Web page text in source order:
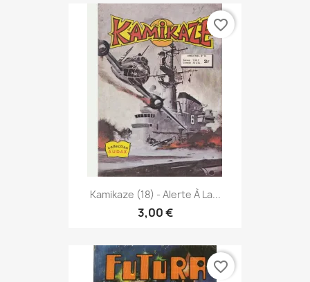
Kamikaze (18) - Alerte À La...
3,00 €
favorite_border
favorite_border